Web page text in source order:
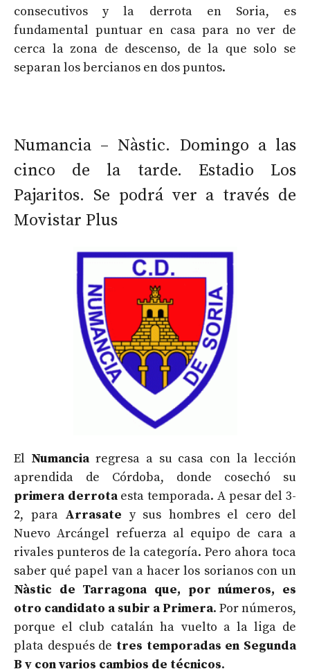
consecutivos y la derrota en Soria, es
fundamental puntuar en casa para no ver de
cerca la zona de descenso, de la que solo se
separan los bercianos en dos puntos.
Numancia – Nàstic. Domingo a las
cinco de la tarde. Estadio Los
Pajaritos. Se podrá ver a través de
Movistar Plus
El Numanciaregresa a su casa con la lección
aprendida de Córdoba, donde cosechó su
primera derrotaesta temporada. A pesar del 3-
2, para Arrasate y sus hombres el cero del
Nuevo Arcángel refuerza al equipo de cara a
rivales punteros de la categoría. Pero ahora toca
saber qué papel van a hacer los sorianos con un
Nàstic de Tarragona que, por números, es
otro candidato a subir a Primera. Por números,
porque el club catalán ha vuelto a la liga de
plata después de tres temporadas en Segunda
B y con varios cambios de técnicos.